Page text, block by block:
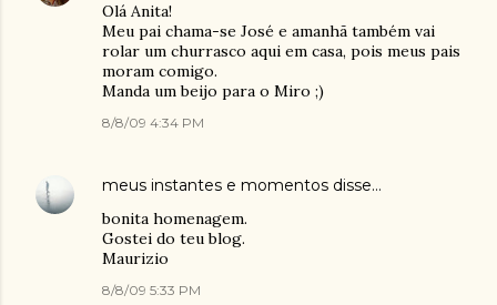
Olá Anita!
Meu pai chama-se José e amanhã também vai
rolar um churrasco aqui em casa, pois meus pais
moram comigo.
Manda um beijo para o Miro ;)
8/8/09 4:34 PM
meus instantes e momentos disse…
bonita homenagem.
Gostei do teu blog.
Maurizio
8/8/09 5:33 PM